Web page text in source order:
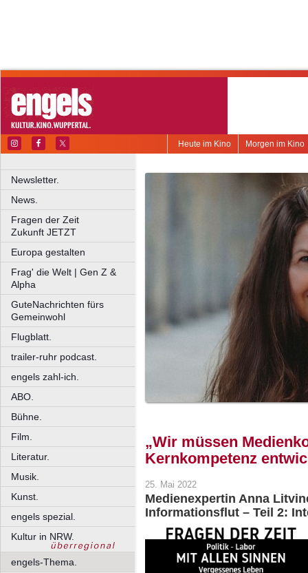
Morgen im Kino
Heute im Kino
Newsletter.
News.
Fragen der Zeit
Zukunft JETZT
Europa gestalten
Frag' die Welt | Gen Z &
Alpha
GuteNachrichten fürs
Gemeinwohl
Flugblatt.
trailer-ruhr podcast.
engels zahl-ich.
ABO.
Bühne.
Film.
Literatur.
Musik.
Kunst.
engels spezial.
Kultur in NRW.
engels-Thema.
„Wir müssen
Kernkompetenz
25. Mai 2022
Medienexpertin Anna
Informationsflut – Teil 2: